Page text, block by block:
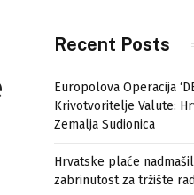
Recent Posts
Europolova Operacija
Krivotvoritelje Valute:
Zemalja Sudionica
Hrvatske plaće
zabrinutost za tržište